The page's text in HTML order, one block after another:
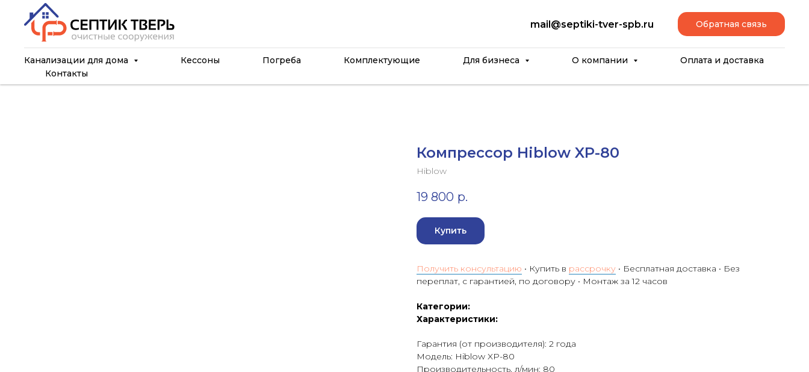
mail@septiki-tver-spb.ru Обратная связь
Канализации для дома Кессоны Погреба Комплектующие Для бизнеса О компании
Оплата и доставка
Контакты
Компрессор Hiblow XP-80
Hiblow
19 800 р.
Купить
Получить консультацию • Купить в рассрочку • Бесплатная доставка • Без
переплат, с гарантией, по договору • Монтаж за 12 часов
Категории:
Характеристики:
Гарантия (от производителя): 2 года
Модель: Hiblow XP-80
Производительность, л/мин: 80